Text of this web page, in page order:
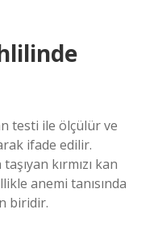
testi ile ölçülür ve
ifade edilir.
kırmızı kan
anemi tanısında
biridir.